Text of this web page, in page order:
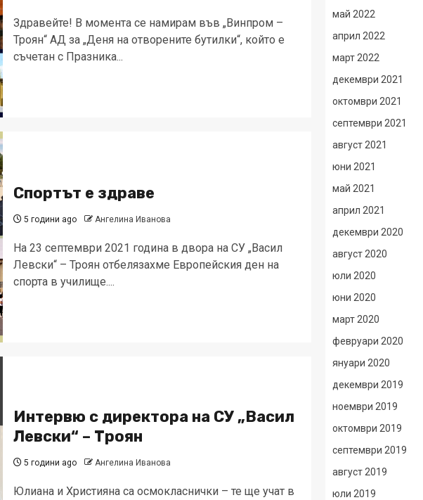
Здравейте! В момента се намирам във „Винпром –
Троян“ АД за „Деня на отворените бутилки“, който е
съчетан с Празника...
Спортът е здраве
5 години ago Ангелина Иванова
На 23 септември 2021 година в двора на СУ „Васил
Левски“ – Троян отбелязахме Европейския ден на
спорта в училище....
Интервю с директора на СУ „Васил
Левски“ – Троян
5 години ago Ангелина Иванова
Юлиана и Християна са осмокласнички – те ще учат в
май 2022
април 2022
март 2022
декември 2021
октомври 2021
септември 2021
август 2021
юни 2021
май 2021
април 2021
декември 2020
август 2020
юли 2020
юни 2020
март 2020
февруари 2020
януари 2020
декември 2019
ноември 2019
октомври 2019
септември 2019
август 2019
юли 2019